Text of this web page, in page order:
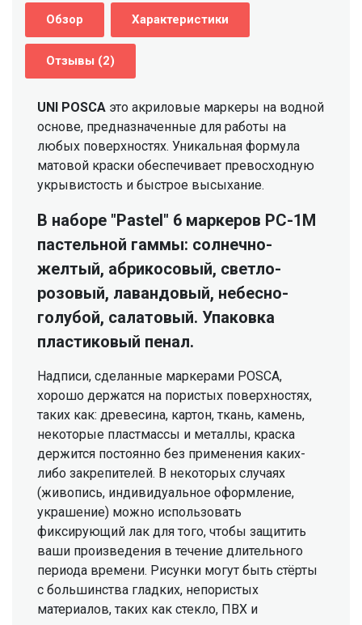
Обзор Характеристики
Отзывы (2)
UNI POSCA это акриловые маркеры на водной
основе, предназначенные для работы на
любых поверхностях. Уникальная формула
матовой краски обеспечивает превосходную
укрывистость и быстрое высыхание.
В наборе "Pastel" 6 маркеров PC-1M
пастельной гаммы: солнечно-
желтый, абрикосовый, светло-
розовый, лавандовый, небесно-
голубой, салатовый. Упаковка
пластиковый пенал.
Надписи, сделанные маркерами POSCA,
хорошо держатся на пористых поверхностях,
таких как: древесина, картон, ткань, камень,
некоторые пластмассы и металлы, краска
держится постоянно без применения каких-
либо закрепителей. В некоторых случаях
(живопись, индивидуальное оформление,
украшение) можно использовать
фиксирующий лак для того, чтобы защитить
ваши произведения в течение длительного
периода времени. Рисунки могут быть стёрты
с большинства гладких, непористых
материалов, таких как стекло, ПВХ и